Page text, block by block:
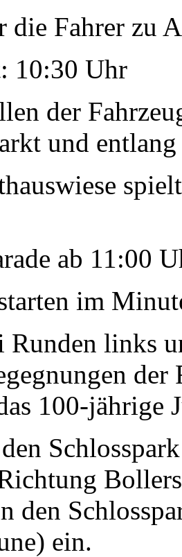
Fahrer zu
10:30 Uhr
der
und
ab 11:00
im
Runden links
der
100-jährige
den
ein.